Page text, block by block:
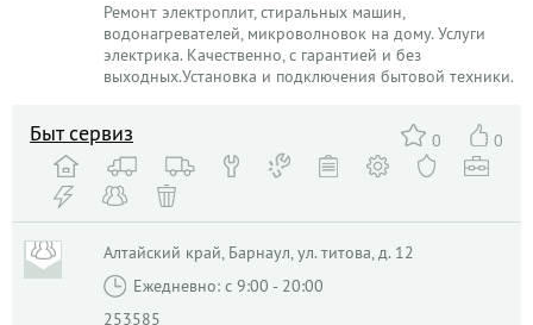
Ремонт электроплит, стиральных машин,
водонагревателей, микроволновок на дому. Услуги
электрика. Качественно, с гарантией и без
выходных.Установка и подключения бытовой техники.
0 0
Быт сервиз
Алтайский край, Барнаул, ул. титова, д. 12
Ежедневно: с 9:00 - 20:00
253585